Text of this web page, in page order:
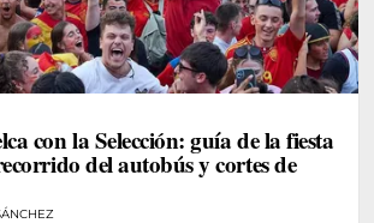
con la Selección: guía de la fiesta
del autobús y cortes de